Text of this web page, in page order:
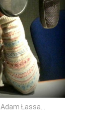
Łassa...